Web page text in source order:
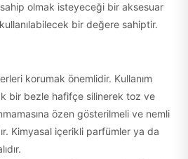
sahip olmak isteyeceği bir aksesuar
bir değere sahiptir.
korumak önemlidir. Kullanım
bir bezle hafifçe silinerek toz ve
özen gösterilmeli ve nemli
Kimyasal içerikli parfümler ya da